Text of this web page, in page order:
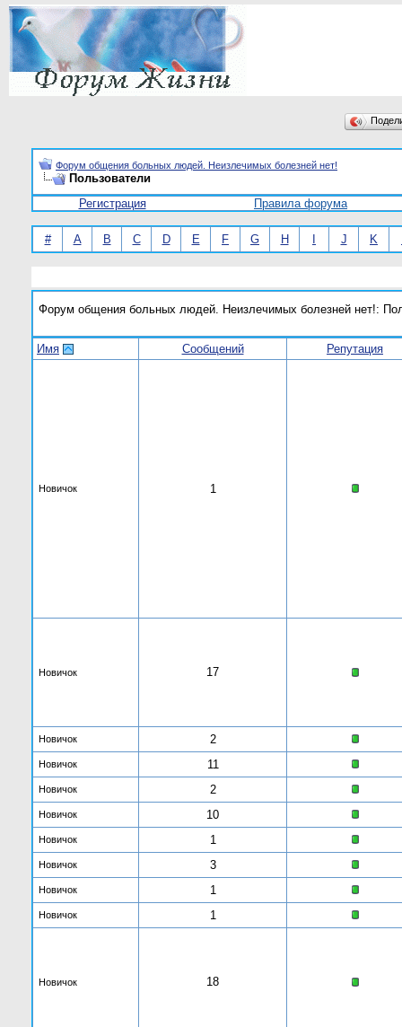
Форум общения больных людей. Неизлечимых болезней нет!
Пользователи
Регистрация
Правила форума
# A B C D E F G H J K
Форум общения больных людей. Неизлечимых болезней нет!:
Имя Сообщений Репутация
Новичок 1
Новичок 17
Новичок 2
Новичок 11
Новичок 2
Новичок 10
Новичок 1
Новичок 3
Новичок 1
Новичок 1
Новичок 18